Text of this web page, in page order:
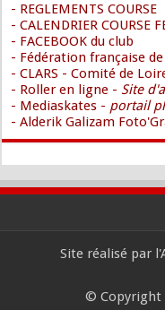
- REGLEMENTS COURSE
- CALENDRIER COURSE
- FACEBOOK du club
- Fédération française
- CLARS - Comité de
- Roller en ligne - Site
- Mediaskates - portail
- Alderik Galizam
Site réalisé par
© Copyright